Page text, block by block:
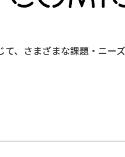
、さまざまな課題・ニー